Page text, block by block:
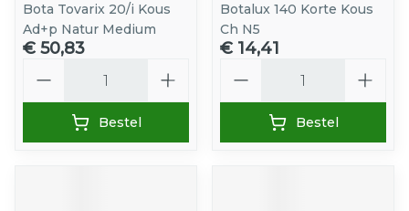
Bota Tovarix 20/i Kous
Ad+p Natur Medium
€ 50,83
Bestel
Botalux 140 Korte Kous
Ch N5
€ 14,41
Bestel